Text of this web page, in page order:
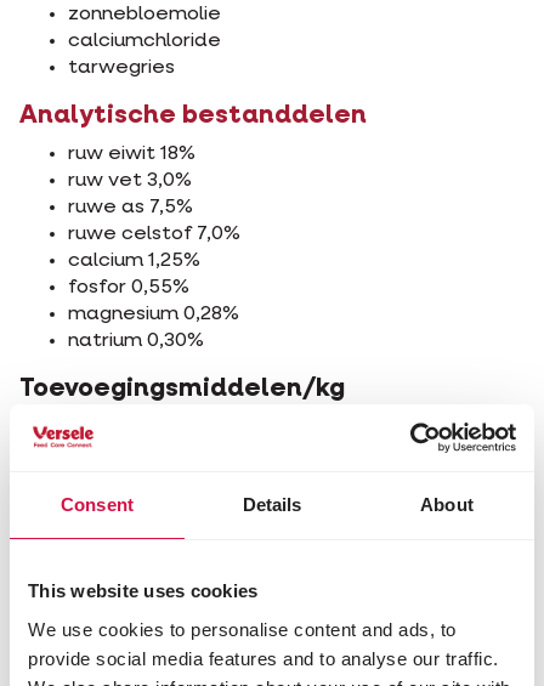
Consent Details About
This website uses cookies
We use cookies to personalise content and ads, to
provide social media features and to analyse our traffic.
zonnebloemolie
calciumchloride
tarwegries
Analytische bestanddelen
ruw eiwit 18%
ruw vet 3,0%
ruwe as 7,5%
ruwe celstof 7,0%
calcium 1,25%
fosfor 0,55%
magnesium 0,28%
natrium 0,30%
Toevoegingsmiddelen/kg
Nutritionele toevoegingsmiddelen
3a700i vitamine E (all-rac-alfa-
tocoferylacetaat) 54 mg
3b103 ijzer (ijzer(II)sulfaat-monohydraat) 50 mg
3b202 jodium (calciumjodaat, watervrij) 1,00 mg
3b304 kobalt (gecoate korrels
kobalt(II)carbonaat) 0,30 mg